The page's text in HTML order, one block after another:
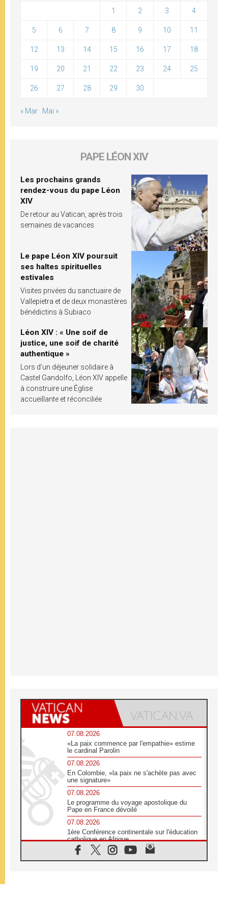
1 2 3 4
5 6 7 8 9 10 11
12 13 14 15 16 17 18
19 20 21 22 23 24 25
26 27 28 29 30
« Mar Mai »
PAPE LÉON XIV
Les prochains grands
rendez-vous du pape Léon
XIV
De retour au Vatican, après trois
semaines de vacances
Le pape Léon XIV poursuit
ses haltes spirituelles
estivales
Visites privées du sanctuaire de
Vallepietra et de deux monastères
bénédictins à Subiaco
Léon XIV : « Une soif de
justice, une soif de charité
authentique »
Lors d’un déjeuner solidaire à
Castel Gandolfo, Léon XIV appelle
à construire une Église
accueillante et réconciliée
07.08.2026
«La paix commence par l'empathie» estime
le cardinal Parolin
07.08.2026
En Colombie, «la paix ne s'achète pas avec
une signature»
07.08.2026
Le programme du voyage apostolique du
Pape en France dévoilé
07.08.2026
1ère Conférence continentale sur l'éducation
catholique en Afrique
07.08.2026
Un logo symbolique pour la venue du Pape